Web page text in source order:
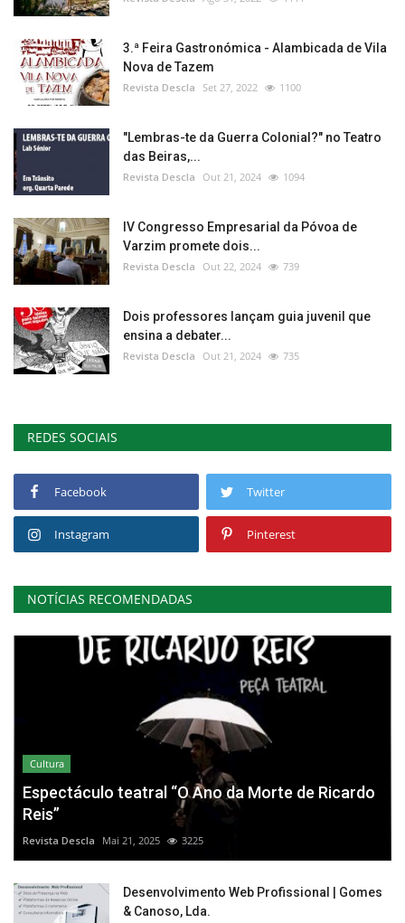
3.ª Feira Gastronómica - Alambicada de Vila
Nova de Tazem
Revista Descla Set 27, 2022 1100
"Lembras-te da Guerra Colonial?" no Teatro
das Beiras,...
Revista Descla Out 21, 2024 1094
IV Congresso Empresarial da Póvoa de
Varzim promete dois...
Revista Descla Out 22, 2024 739
Dois professores lançam guia juvenil que
ensina a debater...
Revista Descla Out 21, 2024 735
REDES SOCIAIS
Facebook Twitter
Instagram Pinterest
NOTÍCIAS RECOMENDADAS
Cultura
Espectáculo teatral “O Ano da Morte de Ricardo
Reis”
Revista Descla Mai 21, 2025 3225
Desenvolvimento Web Profissional | Gomes
& Canoso, Lda.